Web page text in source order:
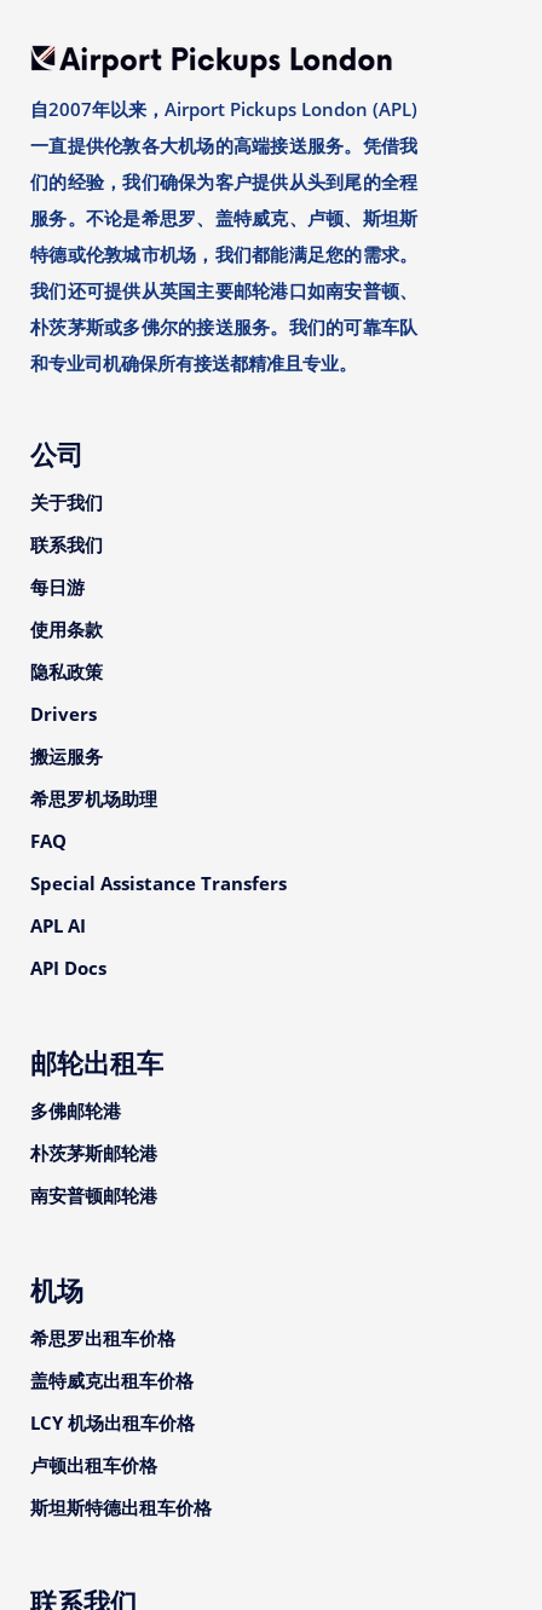
自2007年以来，Airport Pickups London (APL)
一直提供伦敦各大机场的高端接送服务。凭借我
们的经验，我们确保为客户提供从头到尾的全程
服务。不论是希思罗、盖特威克、卢顿、斯坦斯
特德或伦敦城市机场，我们都能满足您的需求。
我们还可提供从英国主要邮轮港口如南安普顿、
朴茨茅斯或多佛尔的接送服务。我们的可靠车队
和专业司机确保所有接送都精准且专业。
公司
关于我们
联系我们
每日游
使用条款
隐私政策
Drivers
搬运服务
希思罗机场助理
FAQ
Special Assistance Transfers
APL AI
API Docs
邮轮出租车
多佛邮轮港
朴茨茅斯邮轮港
南安普顿邮轮港
机场
希思罗出租车价格
盖特威克出租车价格
LCY 机场出租车价格
卢顿出租车价格
斯坦斯特德出租车价格
联系我们